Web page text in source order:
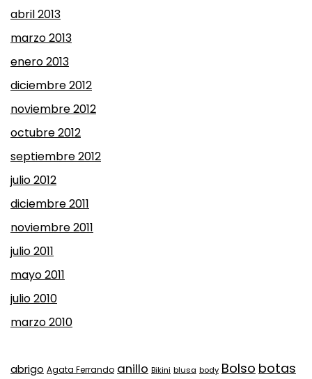
abril 2013
marzo 2013
enero 2013
diciembre 2012
noviembre 2012
octubre 2012
septiembre 2012
julio 2012
diciembre 2011
noviembre 2011
julio 2011
mayo 2011
julio 2010
marzo 2010
abrigo Agata Ferrando anillo Bikini blusa body Bolso botas